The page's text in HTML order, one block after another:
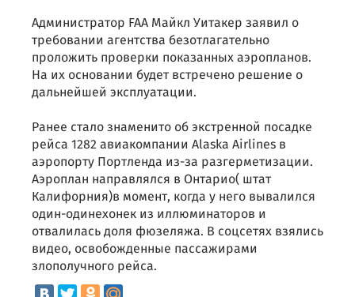
Администратор FAA Майкл Уитакер заявил о
требовании агентства безотлагательно
проложить проверки показанных аэропланов.
На их основании будет встречено решение о
дальнейшей эксплуатации.
Ранее стало знаменито об экстренной посадке
рейса 1282 авиакомпании Alaska Airlines в
аэропорту Портленда из-за разгерметизации.
Аэроплан направлялся в Онтарио( штат
Калифорния)в момент, когда у него вывалился
один-одинехонек из иллюминаторов и
отвалилась доля фюзеляжа. В соцсетях взялись
видео, освобожденные пассажирами
злополучного рейса.